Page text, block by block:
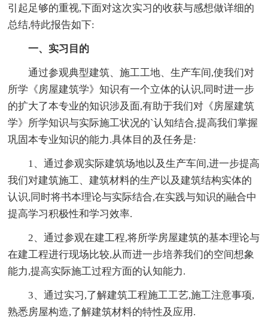
引起足够的重视,下面对这次实习的收获与感想做详细的
总结,特此报告如下:
一、实习目的
通过参观典型建筑、施工工地、生产车间,使我们对
所学《房屋建筑学》知识有一个立体的认识,同时进一步
的扩大了本专业的知识涉及面,有助于我们对《房屋建筑
学》所学知识与实际施工状况的`认知结合,提高我们掌握
巩固本专业知识的能力.具体目的及任务是:
1、通过参观实际建筑场地以及生产车间,进一步提高
我们对建筑施工、建筑材料的生产以及建筑结构实体的
认识,同时将书本理论与实际结合,在实践与知识的融合中
提高学习积极性和学习效率.
2、通过参观在建工程,将所学房屋建筑的基本理论与
在建工程进行现场比较,从而进一步培养我们的空间想象
能力,提高实际施工过程方面的认知能力.
3、通过实习,了解建筑工程施工工艺,施工注意事项,
熟悉房屋构造,了解建筑材料的特性及应用.